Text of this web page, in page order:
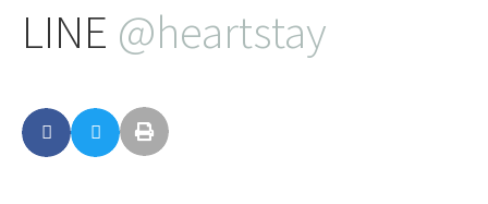
LINE @heartstay